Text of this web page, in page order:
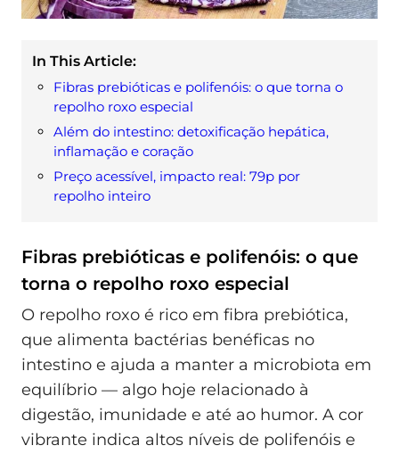
In This Article:
Fibras prebióticas e polifenóis: o que torna o
repolho roxo especial
Além do intestino: detoxificação hepática,
inflamação e coração
Preço acessível, impacto real: 79p por
repolho inteiro
Fibras prebióticas e polifenóis: o que
torna o repolho roxo especial
O repolho roxo é rico em fibra prebiótica,
que alimenta bactérias benéficas no
intestino e ajuda a manter a microbiota em
equilíbrio — algo hoje relacionado à
digestão, imunidade e até ao humor. A cor
vibrante indica altos níveis de polifenóis e